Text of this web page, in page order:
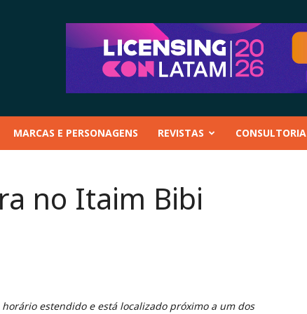
MARCAS E PERSONAGENS REVISTAS CONSULTORIA
no Itaim Bibi
estendido e está localizado próximo a um dos